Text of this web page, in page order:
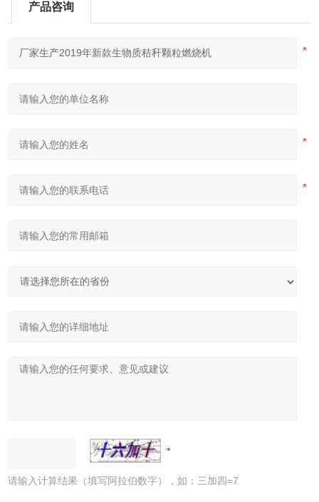
产品咨询
请输入计算结果（填写阿拉伯数字），如：三加四=7